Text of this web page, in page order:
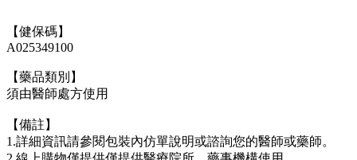
【健保碼】
A025349100
【藥品類別】
須由醫師處方使用
【備註】
1.詳細資訊請參閱包裝內仿單說明或諮詢您的醫師或藥師。